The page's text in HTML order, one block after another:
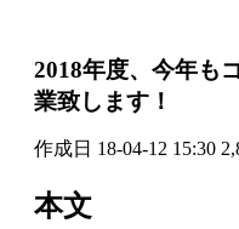
ログイン
会員登録
SNS
2018年度、今年も
業致します！
作成日 18-04-12 15:30
本文